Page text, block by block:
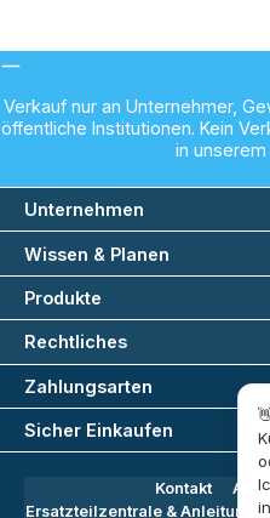
Verkauf nur an Unternehmer,
öffentliche Institutionen. Kein
in unserem
Unternehmen
Wissen & Planen
Produkte
Rechtliches
Zahlungsarten
Sicher Einkaufen
Kontakt
Ersatzteilzentrale &